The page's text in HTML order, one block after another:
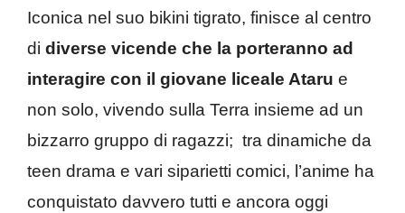
Iconica nel suo bikini tigrato, finisce al centro
di diverse vicende che la porteranno ad
interagire con il giovane liceale Ataru e
non solo, vivendo sulla Terra insieme ad un
bizzarro gruppo di ragazzi; tra dinamiche da
teen drama e vari siparietti comici, l’anime ha
conquistato davvero tutti e ancora oggi